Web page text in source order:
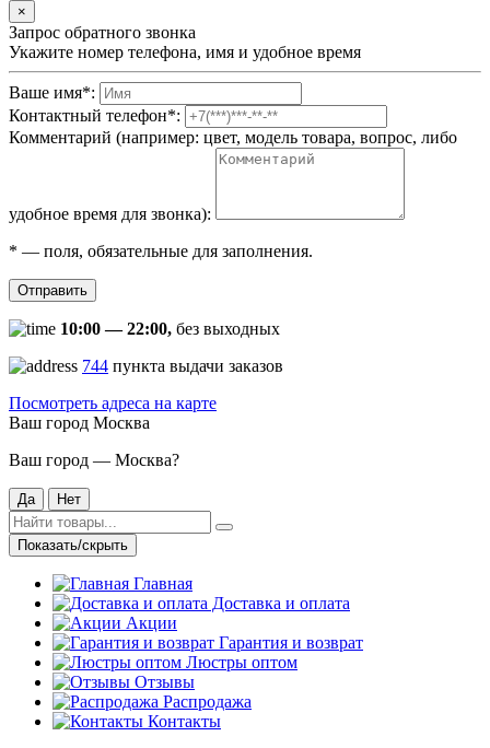
×
Запрос обратного звонка
Укажите номер телефона, имя и удобное время
Ваше имя*:
Контактный телефон*:
Комментарий (например: цвет, модель товара, вопрос, либо
удобное время для звонка):
* — поля, обязательные для заполнения.
Отправить
10:00 — 22:00, без выходных
744 пункта выдачи заказов
Посмотреть адреса на карте
Ваш город Москва
Ваш город — Москва?
Да Нет
Показать/скрыть
Главная
Доставка и оплата
Акции
Гарантия и возврат
Люстры оптом
Отзывы
Распродажа
Контакты